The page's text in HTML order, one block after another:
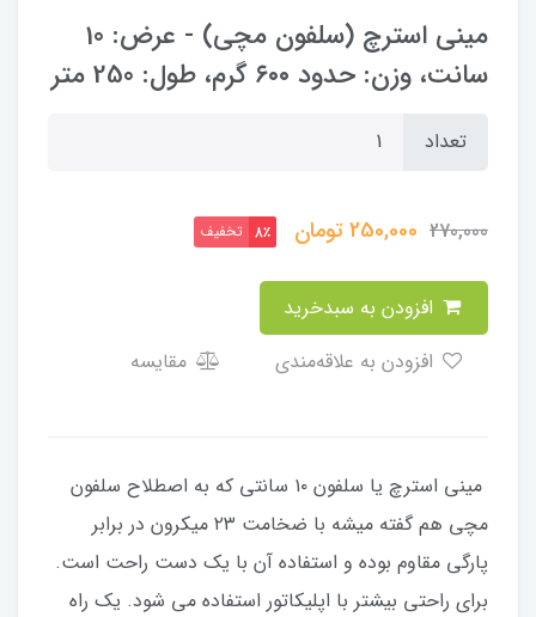
مینی استرچ (سلفون مچی) - عرض: 10
سانت، وزن: حدود ۶۰۰ گرم، طول: 250 متر
تعداد
270,000
250,000تومان 8٪ تخفیف
مقایسه
مینی استرچ یا سلفون ۱۰ سانتی که به اصطلاح سلفون
مچی هم گفته میشه با ضخامت ۲۳ میکرون در برابر
پارگی مقاوم بوده و استفاده آن با یک دست راحت است.
برای راحتی بیشتر با اپلیکاتور استفاده می شود. یک راه